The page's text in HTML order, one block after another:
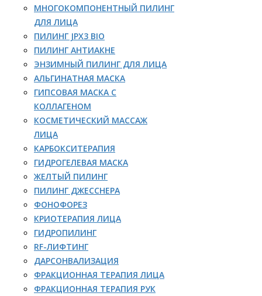
МНОГОКОМПОНЕНТНЫЙ ПИЛИНГ
ДЛЯ ЛИЦА
ПИЛИНГ JPX3 BIO
ПИЛИНГ АНТИАКНЕ
ЭНЗИМНЫЙ ПИЛИНГ ДЛЯ ЛИЦА
АЛЬГИНАТНАЯ МАСКА
ГИПСОВАЯ МАСКА С
КОЛЛАГЕНОМ
КОСМЕТИЧЕСКИЙ МАССАЖ
ЛИЦА
КАРБОКСИТЕРАПИЯ
ГИДРОГЕЛЕВАЯ МАСКА
ЖЕЛТЫЙ ПИЛИНГ
ПИЛИНГ ДЖЕССНЕРА
ФОНОФОРЕЗ
КРИОТЕРАПИЯ ЛИЦА
ГИДРОПИЛИНГ
RF-ЛИФТИНГ
ДАРСОНВАЛИЗАЦИЯ
ФРАКЦИОННАЯ ТЕРАПИЯ ЛИЦА
ФРАКЦИОННАЯ ТЕРАПИЯ РУК